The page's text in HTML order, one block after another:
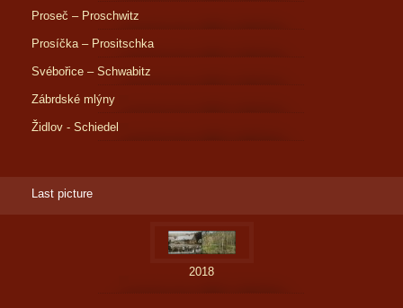
Proseč – Proschwitz
Prosíčka – Prositschka
Svébořice – Schwabitz
Zábrdské mlýny
Židlov - Schiedel
Last picture
2018